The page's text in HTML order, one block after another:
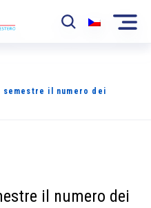
il numero dei
il numero dei